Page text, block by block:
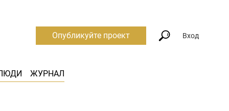
ЖУРНАЛ
Опубликуйте проект Вход